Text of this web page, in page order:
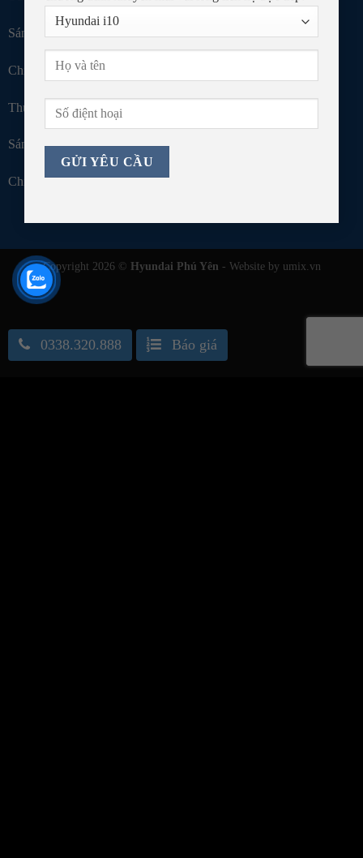
Sáng: 7h30 - 11h45
Chiều: 13h30 - 17h15
Thứ 7:
Sáng: 7h30 - 11h45
Chiều: 13h30 - 16h00
Copyright 2026 © Hyundai Phú Yên - Website by umix.vn
0338.320.888 Báo giá